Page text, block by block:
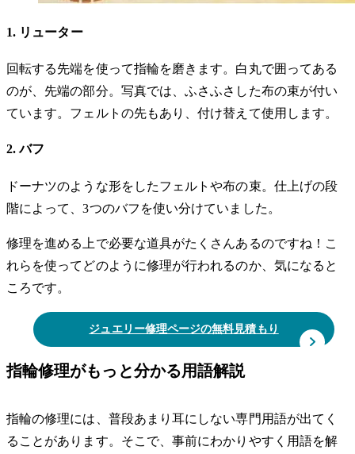
1. リューター
回転する先端を使って指輪を磨きます。白丸で囲ってある
のが、先端の部分。写真では、ふさふさした布の束が付い
ています。フェルトの先もあり、付け替えて使用します。
2. バフ
ドーナツのような形をしたフェルトや布の束。仕上げの段
階によって、3つのバフを使い分けていました。
修理を進める上で必要な道具がたくさんあるのですね！こ
れらを使ってどのように修理が行われるのか、気になると
ころです。
ジュエリー修理ページの無料見積もり
指輪修理がもっと分かる用語解説
指輪の修理には、普段あまり耳にしない専門用語が出てく
ることがあります。そこで、事前にわかりやすく用語を解